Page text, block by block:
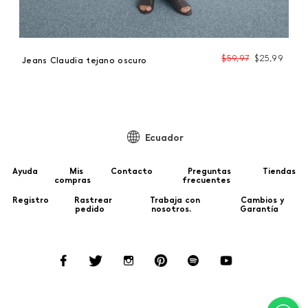
Jeans Claudia tejano oscuro $59,97 $25,99
Ecuador
Ayuda
Mis
compras
Contacto
Preguntas
frecuentes
Tiendas
Registro
Rastrear
pedido
Trabaja con
nosotros.
Cambios y
Garantía